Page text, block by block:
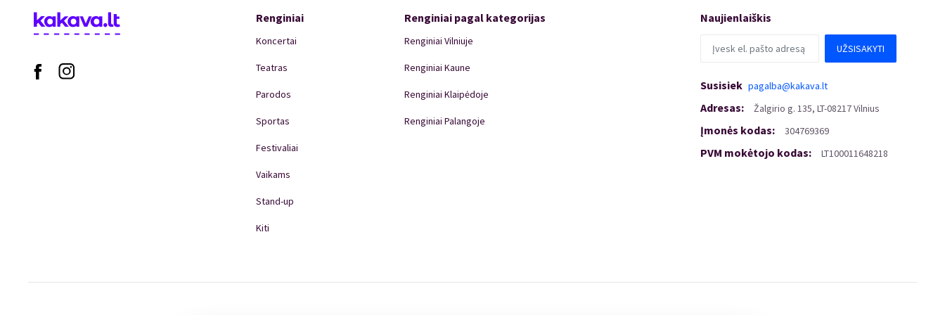
Renginiai
Koncertai
Teatras
Parodos
Sportas
Festivaliai
Vaikams
Stand-up
Kiti
Renginiai pagal kategorijas
Renginiai Vilniuje
Renginiai Kaune
Renginiai Klaipėdoje
Renginiai Palangoje
Naujienlaiškis
UŽSISAKYTI
Susisiek pagalba@kakava.lt
Adresas: Žalgirio g. 135, LT-08217 Vilnius
Įmonės kodas: 304769369
PVM mokėtojo kodas: LT100011648218